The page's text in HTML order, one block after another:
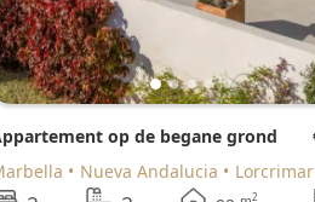
Appartement op de begane grond
Marbella
Nueva Andalucia Lorcrimar
2